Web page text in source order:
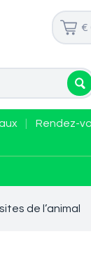
€
Rendez-
de l’animal